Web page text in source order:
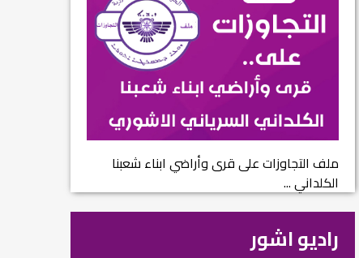
ملف التجاوزات على قرى وأراضي ابناء شعبنا
الكلداني ...
راديو اشور